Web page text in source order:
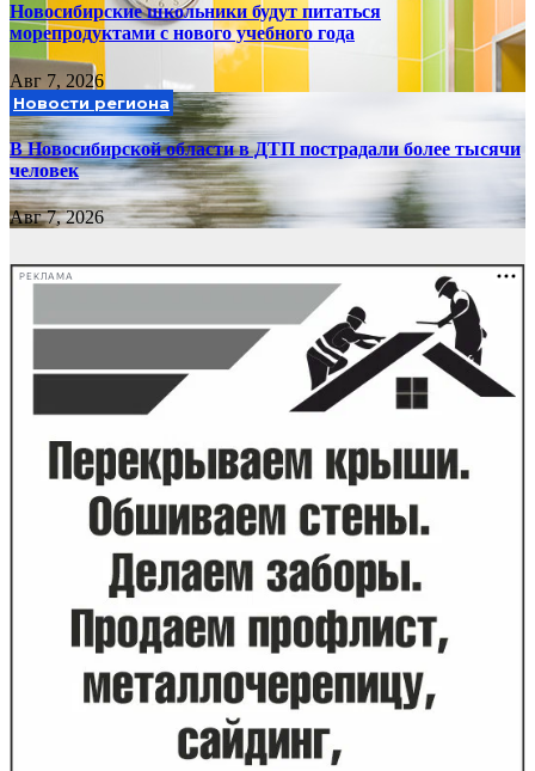
Новосибирские школьники будут питаться
морепродуктами с нового учебного года
Авг 7, 2026
Новости региона
В Новосибирской области в ДТП пострадали более тысячи
человек
Авг 7, 2026
РЕКЛАМА